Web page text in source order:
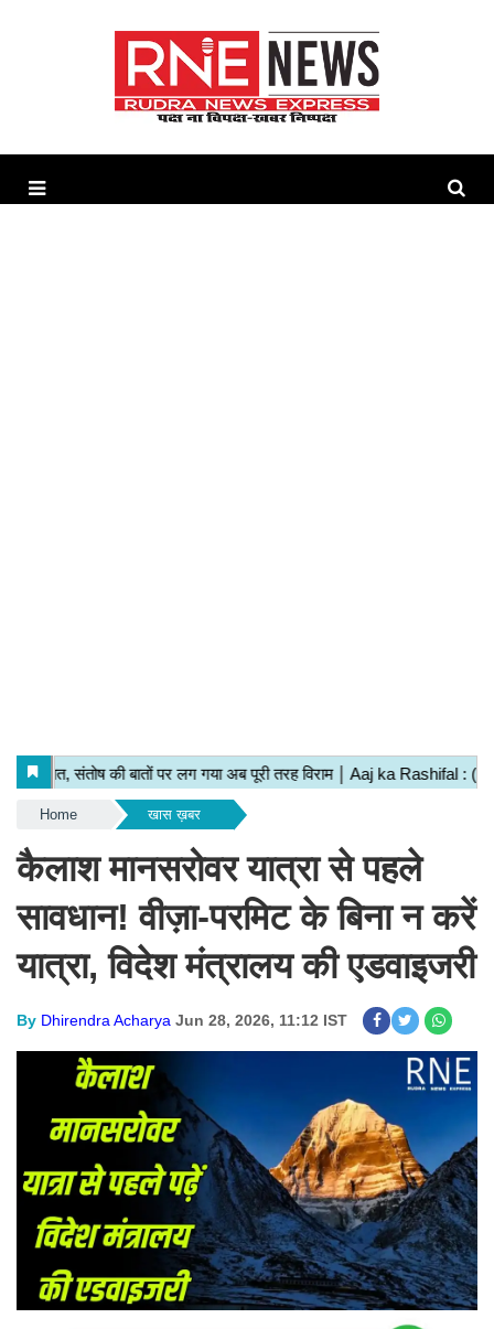
Home खास ख़बर
कैलाश मानसरोवर यात्रा से पहले
सावधान! वीज़ा-परमिट के बिना न करें
यात्रा, विदेश मंत्रालय की एडवाइजरी
By Dhirendra Acharya Jun 28, 2026, 11:12 IST